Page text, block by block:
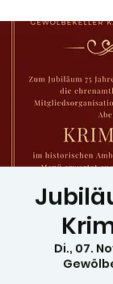
Di., 07.